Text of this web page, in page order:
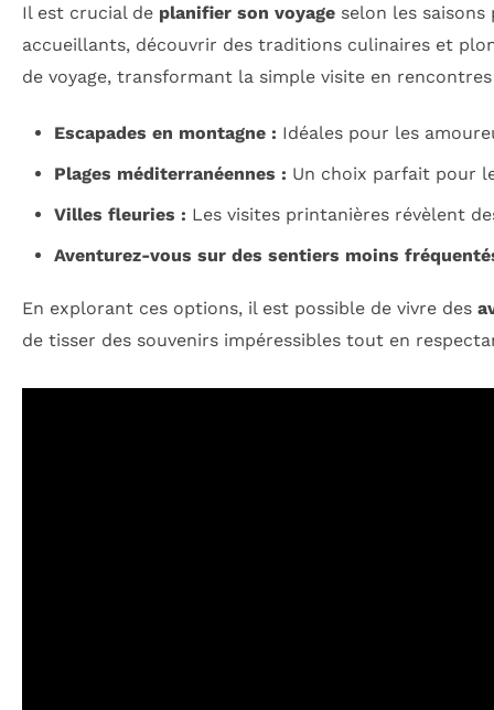
Il est crucial de planifier son voyage selon les
accueillants, découvrir des traditions culinaires et
de voyage, transformant la simple visite en
Escapades en montagne : Idéales pour les
Plages méditerranéennes : Un choix parfait pour
Villes fleuries : Les visites printanières révèlent
Aventurez-vous sur des sentiers moins
En explorant ces options, il est possible de vivre des
de tisser des souvenirs impéressibles tout en